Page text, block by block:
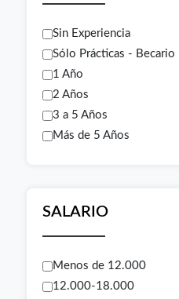
Sin Experiencia
Sólo Prácticas - Becario
1 Año
2 Años
3 a 5 Años
Más de 5 Años
SALARIO
Menos de 12.000
12.000-18.000